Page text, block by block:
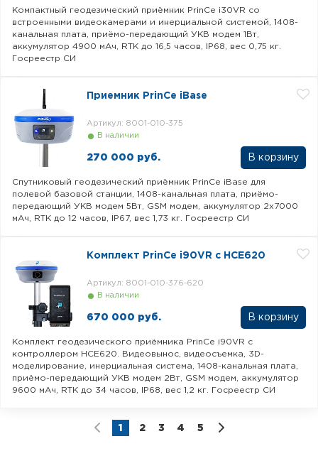
Компактный геодезический приёмник PrinCe i30VR со
встроенными видеокамерами и инерциальной системой, 1408-
канальная плата, приёмо-передающий УКВ модем 1Вт,
аккумулятор 4900 мАч, RTK до 16,5 часов, IP68, вес 0,75 кг.
Госреестр СИ
Приемник PrinCe iBase
В наличии
Артикул: 8001-010-375
270 000 руб.
Спутниковый геодезический приёмник PrinCe iBase для
полевой базовой станции, 1408-канальная плата, приёмо-
передающий УКВ модем 5Вт, GSM модем, аккумулятор 2х7000
мАч, RTK до 12 часов, IP67, вес 1,73 кг. Госреестр СИ
Комплект PrinCe i90VR c HCE620
В наличии
Артикул: 8001-010-376-620
670 000 руб.
Комплект геодезического приёмника PrinCe i90VR с
контроллером HCE620. Видеовынос, видеосъемка, 3D-
моделирование, инерциальная система, 1408-канальная плата,
приёмо-передающий УКВ модем 2Вт, GSM модем, аккумулятор
9600 мАч, RTK до 34 часов, IP68, вес 1,2 кг. Госреестр СИ
1 2 3 4 5